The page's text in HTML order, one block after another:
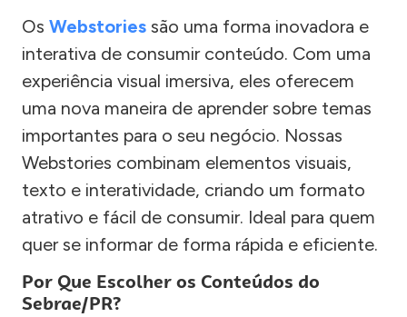
Os Webstories são uma forma inovadora e
interativa de consumir conteúdo. Com uma
experiência visual imersiva, eles oferecem
uma nova maneira de aprender sobre temas
importantes para o seu negócio. Nossas
Webstories combinam elementos visuais,
texto e interatividade, criando um formato
atrativo e fácil de consumir. Ideal para quem
quer se informar de forma rápida e eficiente.
Por Que Escolher os Conteúdos do
Sebrae/PR?